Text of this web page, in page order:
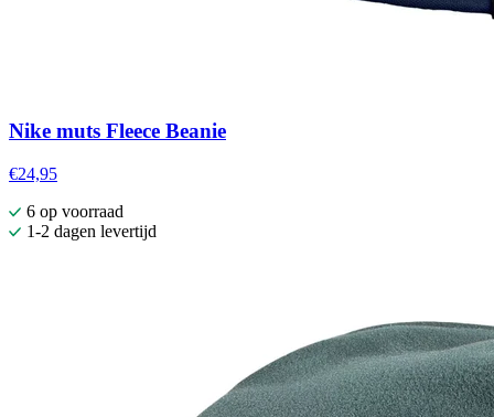
Nike muts Fleece Beanie
€24,95
6 op voorraad
1-2 dagen levertijd